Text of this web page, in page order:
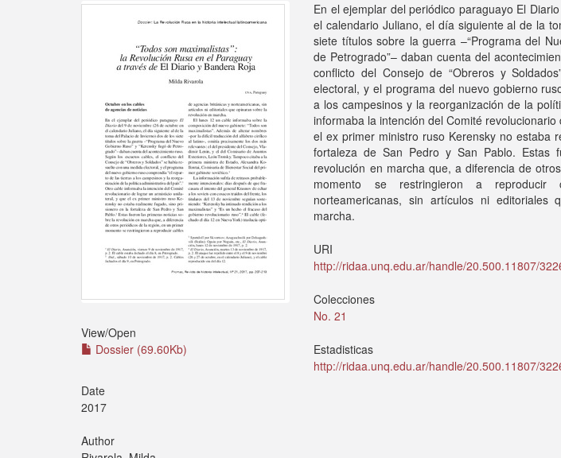
View/Open
Dossier (69.60Kb)
Date
2017
Author
En el ejemplar del periódico paraguayo El
el calendario Juliano, el día siguiente al de la
siete títulos sobre la guerra –“Programa del
de Petrogrado”– daban cuenta del
conflicto del Consejo de “Obreros y
electoral, y el programa del nuevo gobierno
a los campesinos y la reorganización de la
informaba la intención del Comité
el ex primer ministro ruso Kerensky no estaba
fortaleza de San Pedro y San Pablo. Estas
revolución en marcha que, a diferencia de
momento se restringieron a
norteamericanas, sin artículos ni editoriales
marcha.
URI
http://ridaa.unq.edu.ar/handle/20.500.11807/
Colecciones
No. 21
Estadisticas
http://ridaa.unq.edu.ar/handle/20.500.11807/